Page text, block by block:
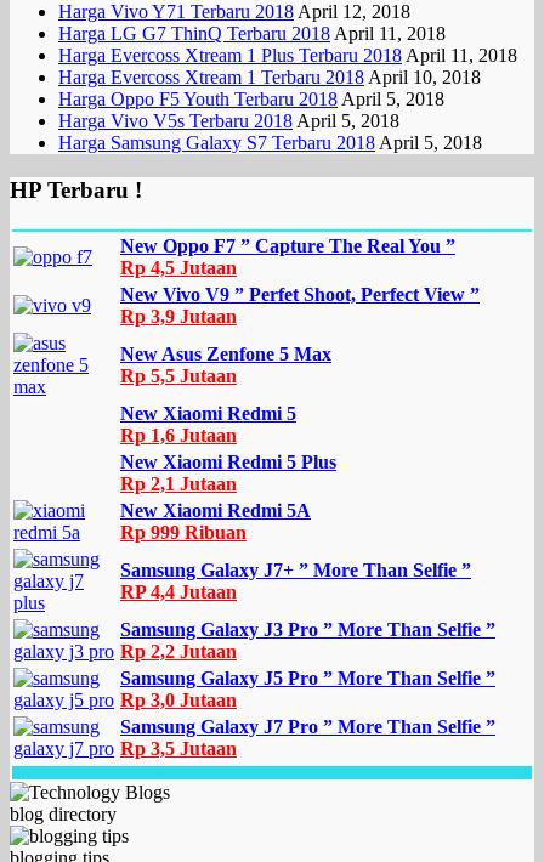
Harga Vivo Y71 Terbaru 2018 April 12, 2018
Harga LG G7 ThinQ Terbaru 2018 April 11, 2018
Harga Evercoss Xtream 1 Plus Terbaru 2018 April 11, 2018
Harga Evercoss Xtream 1 Terbaru 2018 April 10, 2018
Harga Oppo F5 Youth Terbaru 2018 April 5, 2018
Harga Vivo V5s Terbaru 2018 April 5, 2018
Harga Samsung Galaxy S7 Terbaru 2018 April 5, 2018
HP Terbaru !
New Oppo F7 ” Capture The Real You ”
Rp 4,5 Jutaan
New Vivo V9 ” Perfet Shoot, Perfect View ”
Rp 3,9 Jutaan
New Asus Zenfone 5 Max
Rp 5,5 Jutaan
New Xiaomi Redmi 5
Rp 1,6 Jutaan
New Xiaomi Redmi 5 Plus
Rp 2,1 Jutaan
New Xiaomi Redmi 5A
Rp 999 Ribuan
Samsung Galaxy J7+ ” More Than Selfie ”
RP 4,4 Jutaan
Samsung Galaxy J3 Pro ” More Than Selfie ”
Rp 2,2 Jutaan
Samsung Galaxy J5 Pro ” More Than Selfie ”
Rp 3,0 Jutaan
Samsung Galaxy J7 Pro ” More Than Selfie ”
Rp 3,5 Jutaan
blog directory
blogging tips